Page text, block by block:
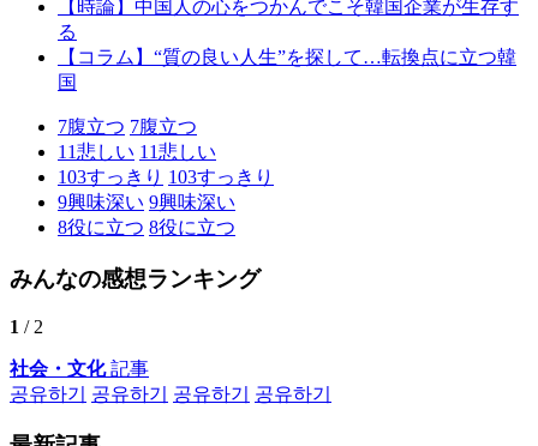
【時論】中国人の心をつかんでこそ韓国企業が生存す
る
【コラム】“質の良い人生”を探して…転換点に立つ韓
国
7腹立つ 7腹立つ
11悲しい 11悲しい
103すっきり 103すっきり
9興味深い 9興味深い
8役に立つ 8役に立つ
みんなの感想ランキング
1 / 2
社会・文化記事
공유하기
공유하기 공유하기 공유하기